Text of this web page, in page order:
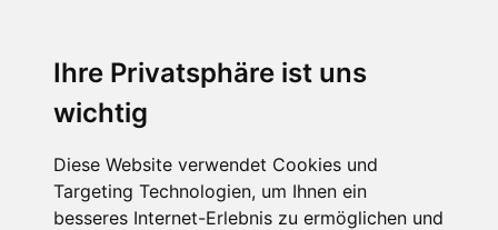
Ihre Privatsphäre ist uns
wichtig
Diese Website verwendet Cookies und
Targeting Technologien, um Ihnen ein
besseres Internet-Erlebnis zu ermöglichen und